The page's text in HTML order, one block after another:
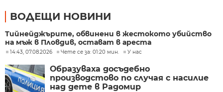
ВОДЕЩИ НОВИНИ
Тийнейджърите, обвинени в жестокото убийство
на мъж в Пловдив, остават в ареста
14:43, 07.08.2026 Чете се за: 01:20 мин. У нас
Образуваха досъдебно
производстово по случая с насилие
над дете в Радомир